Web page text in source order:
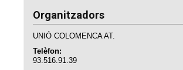
Organitzadors
UNIÓ COLOMENCA AT.
Telèfon:
93.516.91.39